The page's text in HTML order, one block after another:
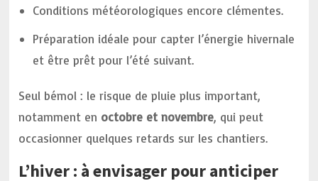
Conditions météorologiques encore clémentes.
Préparation idéale pour capter l’énergie hivernale
et être prêt pour l’été suivant.
Seul bémol : le risque de pluie plus important,
notamment en octobre et novembre, qui peut
occasionner quelques retards sur les chantiers.
L’hiver : à envisager pour anticiper